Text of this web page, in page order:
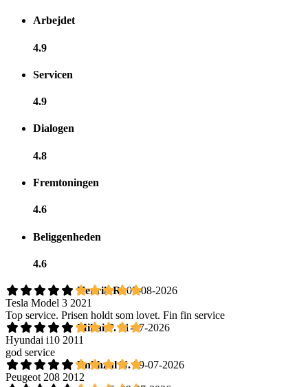
Arbejdet
4.9
Servicen
4.9
Dialogen
4.8
Fremtoningen
4.6
Beliggenheden
4.6
Henrik R. 05-08-2026
Tesla Model 3 2021
Top service. Prisen holdt som lovet. Fin fin service
Mihai P. 31-07-2026
Hyundai i10 2011
god service
Enkhzul N. 29-07-2026
Peugeot 208 2012